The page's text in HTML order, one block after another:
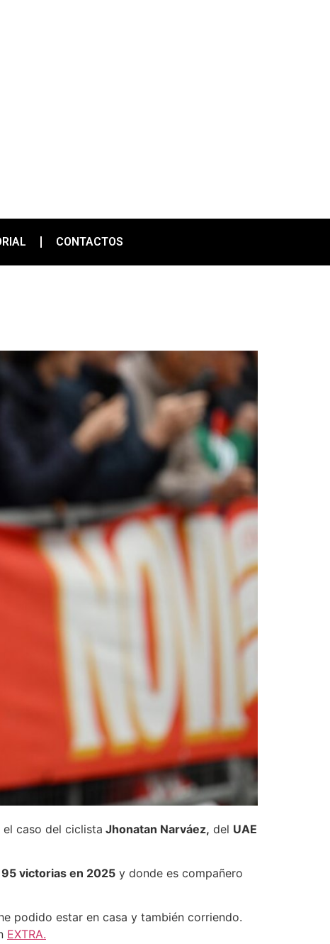
CONTACTOS
caso del ciclista Jhonatan Narváez, del UAE
95 victorias en 2025 y donde es compañero
podido estar en casa y también corriendo.
EXTRA.